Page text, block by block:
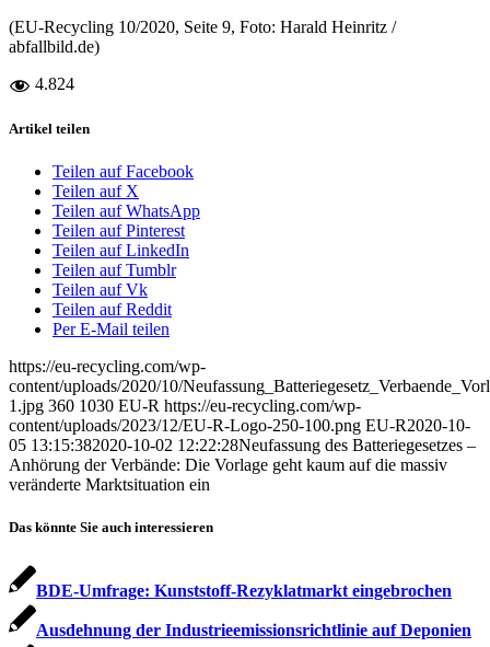
(EU-Recycling 10/2020, Seite 9, Foto: Harald Heinritz /
abfallbild.de)
4.824
Artikel teilen
Teilen auf Facebook
Teilen auf X
Teilen auf WhatsApp
Teilen auf Pinterest
Teilen auf LinkedIn
Teilen auf Tumblr
Teilen auf Vk
Teilen auf Reddit
Per E-Mail teilen
https://eu-recycling.com/wp-
content/uploads/2020/10/
1.jpg 360 1030 EU-R https://eu-recycling.com/wp-
content/uploads/2023/12/EU-R-Logo-250-100.png EU-R2020-10-
05 13:15:382020-10-02 12:22:28Neufassung des Batteriegesetzes –
Anhörung der Verbände: Die Vorlage geht kaum auf die massiv
veränderte Marktsituation ein
Das könnte Sie auch interessieren
BDE-Umfrage: Kunststoff-Rezyklatmarkt eingebrochen
Ausdehnung der Industrieemissionsrichtlinie auf Deponien